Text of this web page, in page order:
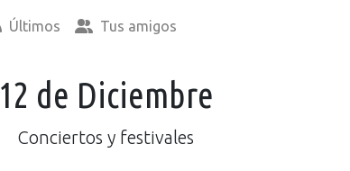
Últimos Tus amigos
12 de Diciembre
Conciertos y festivales